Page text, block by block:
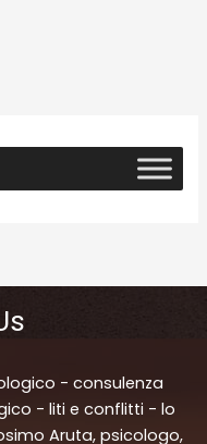
- consulenza
- liti e conflitti - lo
Aruta, psicologo,